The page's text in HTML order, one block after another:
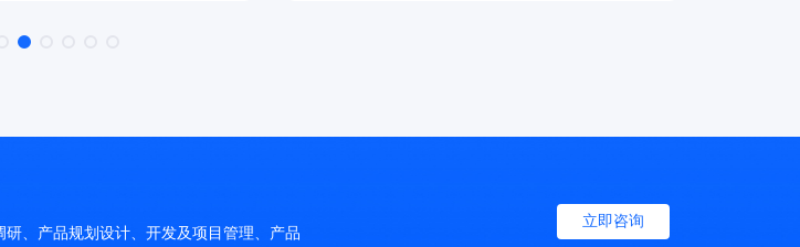
、产品规划设计、开发及项目管理、产品
立即咨询